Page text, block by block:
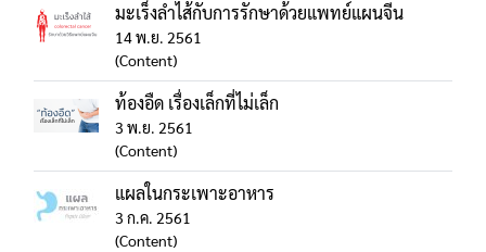
มะเร็งลำไส้กับการรักษาด้วยแพทย์แผนจีน
14 พ.ย. 2561
(Content)
ท้องอืด เรื่องเล็กที่ไม่เล็ก
3 พ.ย. 2561
(Content)
แผลในกระเพาะอาหาร
3 ก.ค. 2561
(Content)